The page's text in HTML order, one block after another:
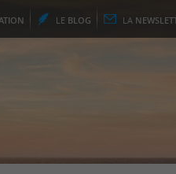
LE BLOG LA